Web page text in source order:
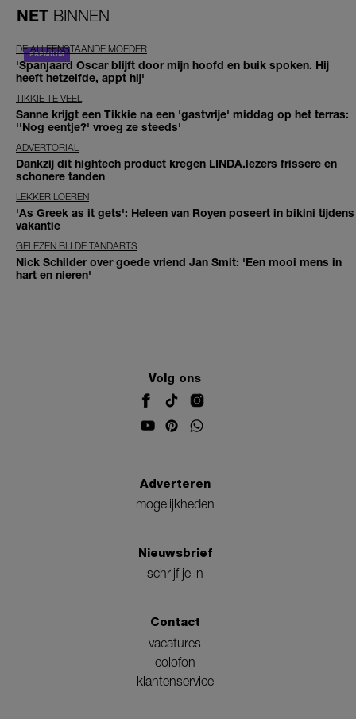
NET BINNEN
DE ALLEENSTAANDE MOEDER
'Spanjaard Oscar blijft door mijn hoofd en buik spoken. Hij
heeft hetzelfde, appt hij'
TIKKIE TE VEEL
Sanne krijgt een Tikkie na een 'gastvrije' middag op het terras:
''Nog eentje?' vroeg ze steeds'
ADVERTORIAL
Dankzij dit hightech product kregen LINDA.lezers frissere en
schonere tanden
LEKKER LOEREN
'As Greek as it gets': Heleen van Royen poseert in bikini tijdens
vakantie
GELEZEN BIJ DE TANDARTS
Nick Schilder over goede vriend Jan Smit: 'Een mooi mens in
hart en nieren'
Volg ons
Adverteren
mogelijkheden
Nieuwsbrief
schrijf je in
Contact
vacatures
colofon
klantenservice